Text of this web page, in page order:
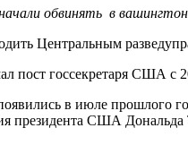
обвинять в
Центральным
пост госсекретаря США с
в июле прошлого
президента США